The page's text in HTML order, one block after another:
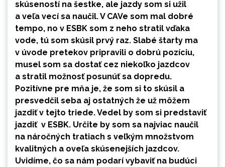
skúseností na šestke, ale jazdy som si užil
a veľa vecí sa naučil. V CAVe som mal dobré
tempo, no v ESBK som z neho stratil vďaka
vode, tú som skúsil prvý raz. Slabé štarty ma
v úvode pretekov pripravili o dobrú pozíciu,
musel som sa dostať cez niekoľko jazdcov
a stratil možnosť posunúť sa dopredu.
Pozitívne pre mňa je, že som si to skúsil a
presvedčil seba aj ostatných že už môžem
jazdiť v tejto triede. Vedel by som si predstaviť
jazdiť v ESBK. Určite by som sa najviac naučil
na náročných tratiach s veľkým množstvom
kvalitných a oveľa skúsenejších jazdcov.
Uvidíme, čo sa nám podarí vybaviť na budúci